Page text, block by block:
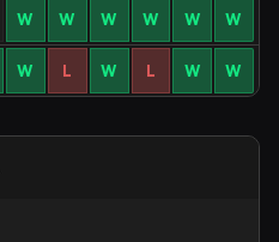
W W W W W W
W L W L W W